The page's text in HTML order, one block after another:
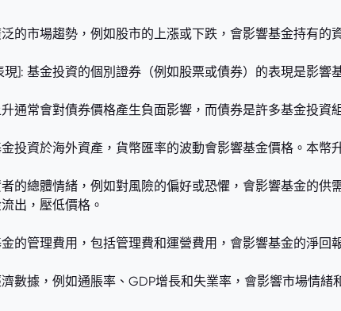
的市場趨勢，例如股市的上漲或下跌，會影響基金持有的
現]: 基金投資的個別證券（例如股票或債券）的表現是影
通常會對債券價格產生負面影響，而債券是許多基金投
投資於海外資產，貨幣匯率的波動會影響基金價格。本幣
的總體情緒，例如對風險的偏好或恐懼，會影響基金的
出，壓低價格。
的管理費用，包括管理費和運營費用，會影響基金的淨回
數據，例如通脹率、GDP增長和失業率，會影響市場情緒